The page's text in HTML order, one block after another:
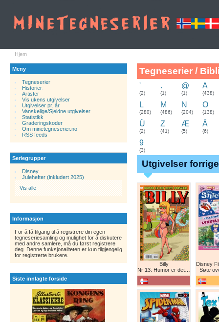
Hjem
Meny
Tegneserier
Historier.
Artister
Vis ukens utgivelser
Utgivelser pr. år
Vanskelige/Sjeldne utgivelser
Statistikk
Graderingskoder
Om minetegneserier.no
RSS feeds
Seriegrupper
Disney
Julehefter (inkludert 2025)
Vis alle
Informasjon
For å få tilgang til å registrere din egen
tegneseriesamling og mulighet for å diskutere
med andre samlere, må du først registrere
deg. Denne funksjonaliteten er kun tilgjengelig
for registrerte brukere.
Siste innlagte forside
Tegneserier /
'
(2)
.
(1)
@
(1)
A
(438)
L
(280)
M
(486)
N
(204)
O
(138)
Ü
(2)
Z
(41)
Æ
(5)
Ä
(6)
9
(3)
Utgivelser
Billy
Nr 13: Humor er det beste forsvar!
Søte